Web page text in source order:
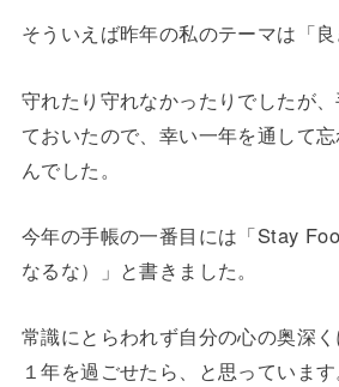
そういえば昨年の私のテーマは「良
守れたり守れなかったりでしたが
ておいたので、幸い一年を通して
んでした。
今年の手帳の一番目には「Stay
なるな）」と書きました。
常識にとらわれず自分の心の奥深
１年を過ごせたら、と思っています